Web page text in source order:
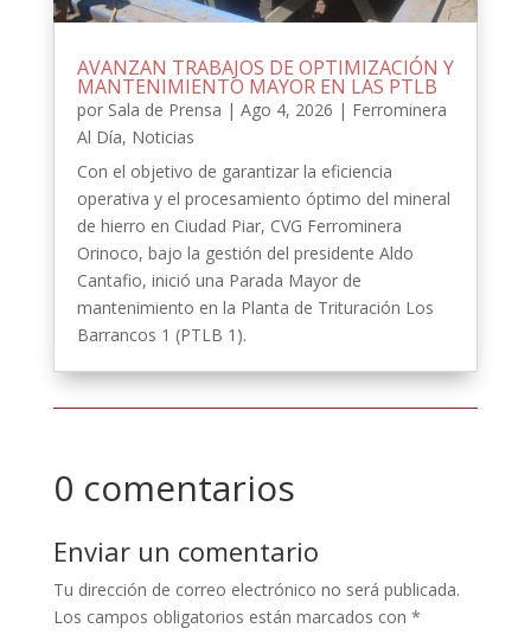
AVANZAN TRABAJOS DE OPTIMIZACIÓN Y
MANTENIMIENTO MAYOR EN LAS PTLB
por Sala de Prensa | Ago 4, 2026 | Ferrominera
Al Día, Noticias
Con el objetivo de garantizar la eficiencia
operativa y el procesamiento óptimo del mineral
de hierro en Ciudad Piar, CVG Ferrominera
Orinoco, bajo la gestión del presidente Aldo
Cantafio, inició una Parada Mayor de
mantenimiento en la Planta de Trituración Los
Barrancos 1 (PTLB 1).
0 comentarios
Enviar un comentario
Tu dirección de correo electrónico no será publicada.
Los campos obligatorios están marcados con *